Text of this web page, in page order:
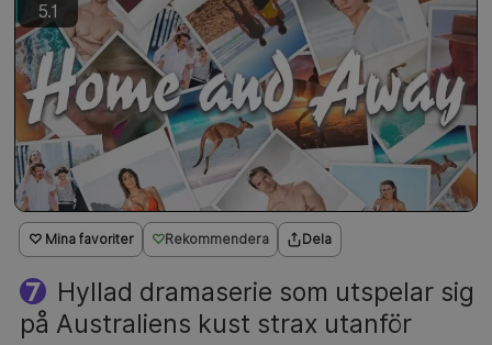
♡ Mina favoriter Rekommendera Dela
Hyllad dramaserie som utspelar sig
på Australiens kust strax utanför
5.1